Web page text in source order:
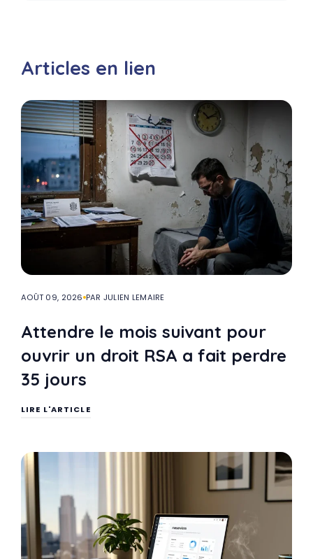
Articles en lien
AOÛT 09, 2026 PAR JULIEN LEMAIRE
Attendre le mois suivant pour
ouvrir un droit RSA a fait perdre
35 jours
LIRE L'ARTICLE